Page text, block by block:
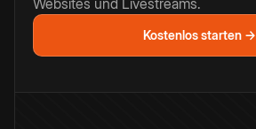
Websites und Livestreams.
Kostenlos starten →